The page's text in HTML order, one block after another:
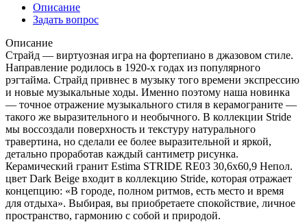
Описание
Задать вопрос
Описание
Страйд — виртуозная игра на фортепиано в джазовом стиле.
Направление родилось в 1920-х годах из популярного
рэгтайма. Страйд привнес в музыку того времени экспрессию
и новые музыкальные ходы. Именно поэтому наша новинка
— точное отражение музыкального стиля в керамограните —
такого же выразительного и необычного. В коллекции Stride
мы воссоздали поверхность и текстуру натурального
травертина, но сделали ее более выразительной и яркой,
детально проработав каждый сантиметр рисунка.
Керамический гранит Estima STRIDE RE03 30,6x60,9 Непол.
цвет Dark Beige входит в коллекцию Stride, которая отражает
концепцию: «В городе, полном ритмов, есть место и время
для отдыха». Выбирая, вы приобретаете cпокойствие, личное
пространство, гармонию с собой и природой.